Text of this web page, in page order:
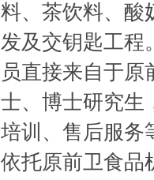
料、茶饮料、酸
发及交钥匙工程
员直接来自于
士、博士研究生
培训、售后服务
依托原前卫食品